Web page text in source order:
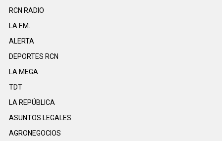
RCN RADIO
LA F.M.
ALERTA
DEPORTES RCN
LA MEGA
TDT
LA REPÚBLICA
ASUNTOS LEGALES
AGRONEGOCIOS